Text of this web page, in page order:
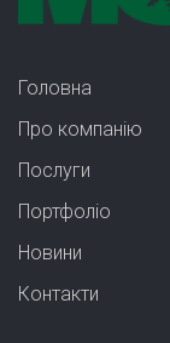
Головна
Про компанію
Послуги
Портфолiо
Новини
Контакти